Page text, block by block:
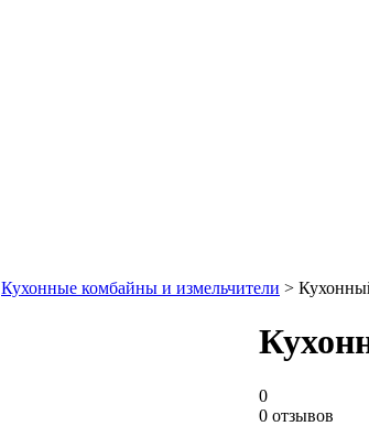
Кухонные комбайны и измельчители >
0
0 отзывов